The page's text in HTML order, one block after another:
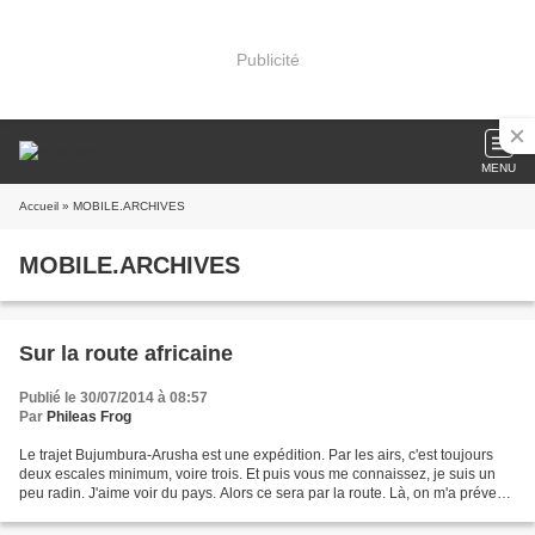
Publicité
MENU
Accueil » MOBILE.ARCHIVES
MOBILE.ARCHIVES
Sur la route africaine
Publié le 30/07/2014 à 08:57
Par Phileas Frog
Le trajet Bujumbura-Arusha est une expédition. Par les airs, c'est toujours
deux escales minimum, voire trois. Et puis vous me connaissez, je suis un
peu radin. J'aime voir du pays. Alors ce sera par la route. Là, on m'a prévenu